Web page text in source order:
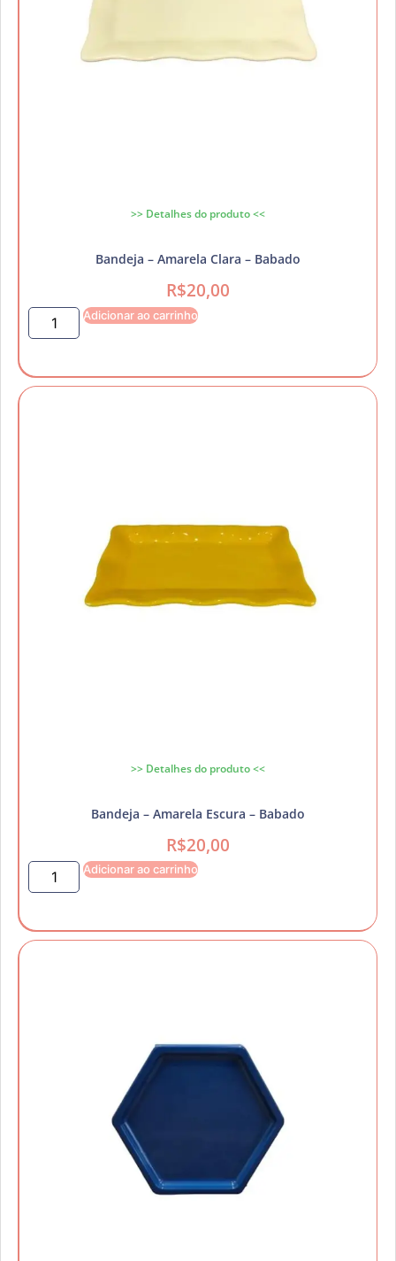
>> Detalhes do produto <<
Bandeja – Amarela Clara – Babado
R$20,00
Adicionar ao carrinho
>> Detalhes do produto <<
Bandeja – Amarela Escura – Babado
R$20,00
Adicionar ao carrinho